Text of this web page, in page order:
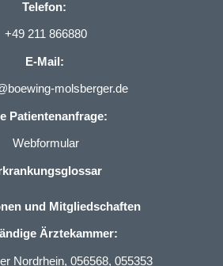
Telefon:
+49 211 866880
E-Mail:
molsberger.de
Patientenanfrage:
Webformular
und Mitgliedschaften
Ärztekammer:
Nordrhein, 056568, 055353